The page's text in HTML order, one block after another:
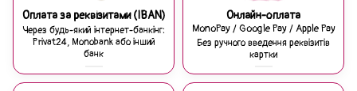
Оплата за реквізитами (IBAN)
Через будь-який інтернет-банкінг:
Privat24, Monobank або інший
банк
Онлайн-оплата
MonoPay / Google Pay / Apple Pay
Без ручного введення реквізитів
картки